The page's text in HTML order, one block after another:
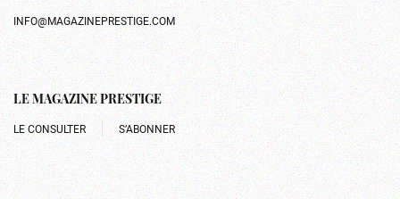
INFO@MAGAZINEPRESTIGE.COM
LE MAGAZINE PRESTIGE
LE CONSULTER S’ABONNER